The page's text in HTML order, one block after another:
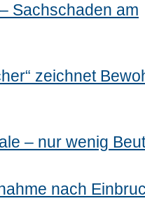
Sachschaden am
zeichnet
– nur wenig
nach